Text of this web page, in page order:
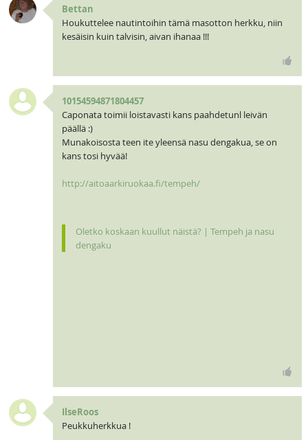
Bettan
Houkuttelee nautintoihin tämä masotton herkku, niin
kesäisin kuin talvisin, aivan ihanaa !!!
10154594871804457
Caponata toimii loistavasti kans paahdetunl leivän
päällä :)
Munakoisosta teen ite yleensä nasu dengakua, se on
kans tosi hyvää!
http://aitoaarkiruokaa.fi/tempeh/
Oletko koskaan kuullut näistä? | Tempeh ja nasu
dengaku
IlseRoos
Peukkuherkkua !